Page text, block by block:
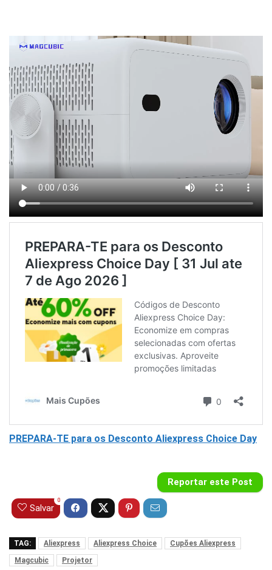
PREPARA-TE para os Desconto Aliexpress Choice Day
Reportar este Post
Salvar
0
TAG: Aliexpress Aliexpress Choice
Cupões Aliexpress
Magcubic
Projetor